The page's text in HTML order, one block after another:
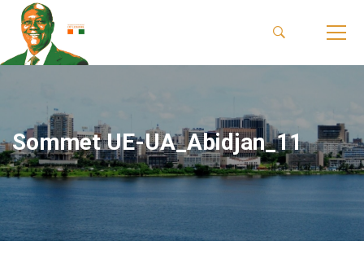
Sommet UE-UA_Abidjan_11